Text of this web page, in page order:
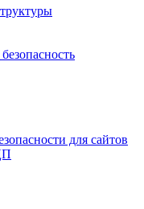
для сайтов